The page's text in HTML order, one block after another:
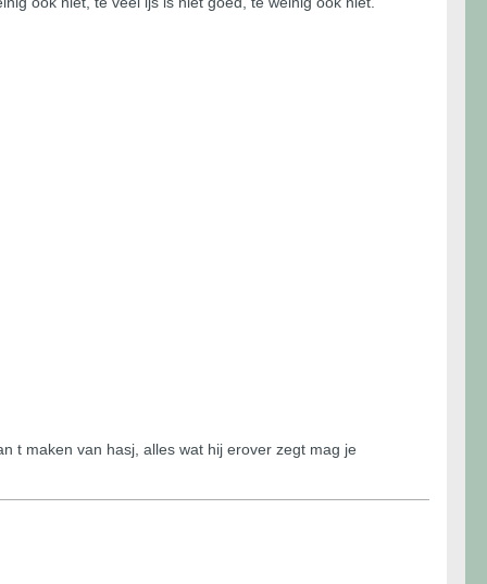
t maken van hasj, alles wat hij erover zegt mag je